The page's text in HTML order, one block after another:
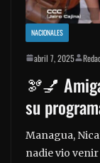
NACIONALES
abril 7, 2025
🫘💅
su
Managua,
nadie vio venir